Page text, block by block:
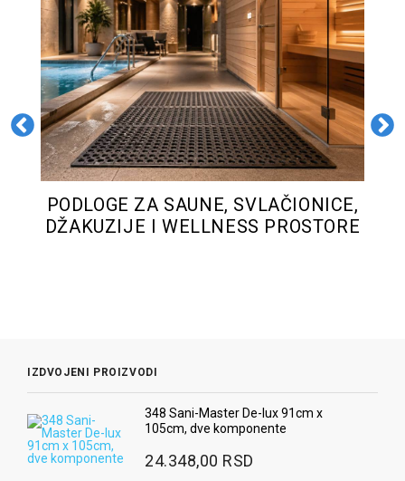
PODLOGE ZA SAUNE, SVLAČIONICE,
DŽAKUZIJE I WELLNESS PROSTORE
IZDVOJENI PROIZVODI
348 Sani-Master De-lux 91cm x
105cm, dve komponente
24.348,00 RSD